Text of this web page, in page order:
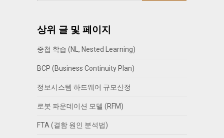
상위 글 및 페이지
중첩 학습 (NL, Nested Learning)
BCP (Business Continuity Plan)
정보시스템 하드웨어 규모산정
로봇 파운데이션 모델 (RFM)
FTA (결함 원인 분석법)